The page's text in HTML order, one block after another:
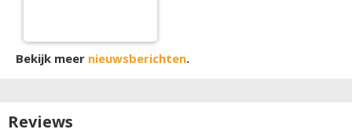
Bekijk meer nieuwsberichten.
Reviews